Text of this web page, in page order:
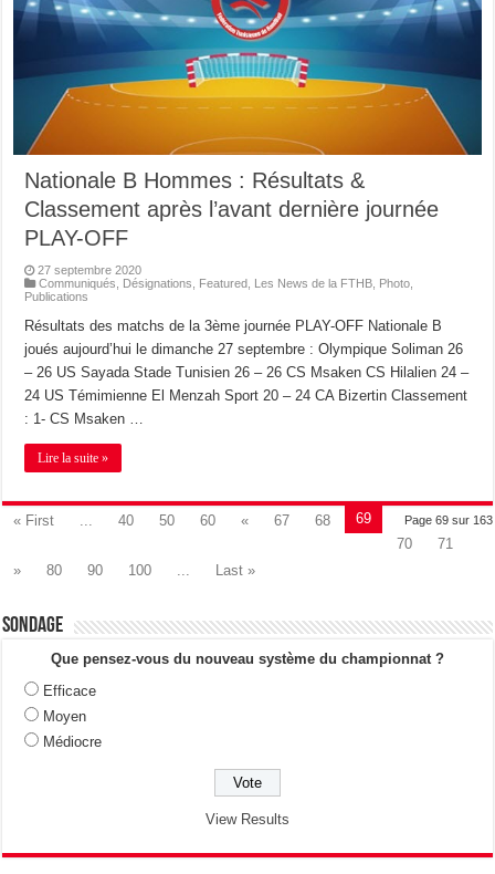
Nationale B Hommes : Résultats &
Classement après l’avant dernière journée
PLAY-OFF
27 septembre 2020
Communiqués
Désignations Featured Les News de la FTHB Photo
Publications
Résultats des matchs de la 3ème journée PLAY-OFF Nationale B
joués aujourd’hui le dimanche 27 septembre : Olympique Soliman 26
– 26 US Sayada Stade Tunisien 26 – 26 CS Msaken CS Hilalien 24 –
24 US Témimienne El Menzah Sport 20 – 24 CA Bizertin Classement
: 1- CS Msaken …
Lire la suite »
Page 69 sur 163
« First 40 50 60 « 67 68
69
70
71
»
80 90 100 Last »
Sondage
Que pensez-vous du nouveau système du championnat ?
Efficace
Moyen
Médiocre
View Results